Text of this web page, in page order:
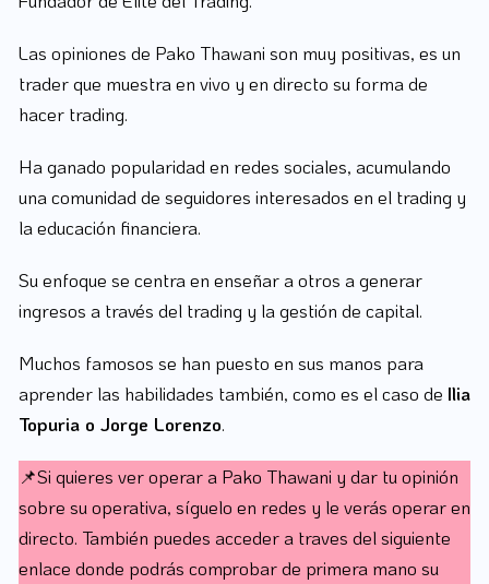
Las opiniones de Pako Thawani son muy positivas, es un
trader que muestra en vivo y en directo su forma de
hacer trading.
Ha ganado popularidad en redes sociales, acumulando
una comunidad de seguidores interesados en el trading y
la educación financiera.
Su enfoque se centra en enseñar a otros a generar
ingresos a través del trading y la gestión de capital.
Muchos famosos se han puesto en sus manos para
aprender las habilidades también, como es el caso de Ilia
Topuria o Jorge Lorenzo.
📌Si quieres ver operar a Pako Thawani y dar tu opinión
sobre su operativa, síguelo en redes y le verás operar en
directo. También puedes acceder a traves del siguiente
enlace donde podrás comprobar de primera mano su